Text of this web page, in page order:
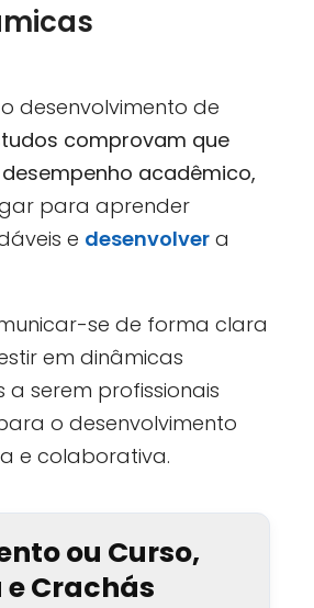
desenvolvimento de
comprovam que
acadêmico,
para aprender
e desenvolver a
se de forma clara
em dinâmicas
serem profissionais
o desenvolvimento
e colaborativa.
ou Curso,
e Crachás